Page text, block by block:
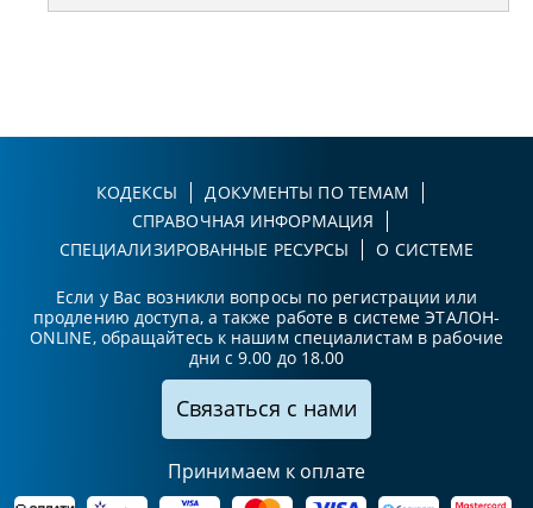
КОДЕКСЫ
ДОКУМЕНТЫ ПО ТЕМАМ
СПРАВОЧНАЯ ИНФОРМАЦИЯ
СПЕЦИАЛИЗИРОВАННЫЕ РЕСУРСЫ
О СИСТЕМЕ
Если у Вас возникли вопросы по регистрации или
продлению доступа, а также работе в системе ЭТАЛОН-
ONLINE, обращайтесь к нашим специалистам в рабочие
дни с 9.00 до 18.00
Связаться с нами
Принимаем к оплате